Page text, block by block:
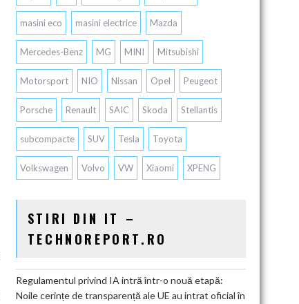
masini eco masini electrice Mazda
Mercedes-Benz MG MINI Mitsubishi
Motorsport NIO Nissan Opel Peugeot
Porsche Renault SAIC Skoda Stellantis
subcompacte SUV Tesla Toyota
Volkswagen Volvo VW Xiaomi XPENG
STIRI DIN IT –
TECHNOREPORT.RO
Regulamentul privind IA intră într-o nouă etapă:
Noile cerințe de transparență ale UE au intrat oficial în